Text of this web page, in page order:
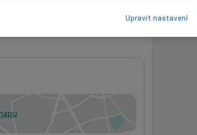
v nové záložce
Upravit nastavení